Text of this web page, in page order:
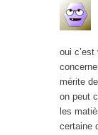
oui
mérite
on peut
les
certaine